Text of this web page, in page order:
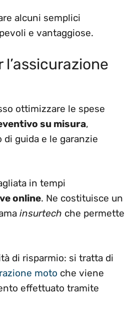
alcuni semplici
e vantaggiose.
ottimizzare le spese
su misura,
guida e le garanzie
in tempi
online. Ne costituisce un
insurtech che permette
di risparmio: si tratta di
moto che viene
effettuato tramite